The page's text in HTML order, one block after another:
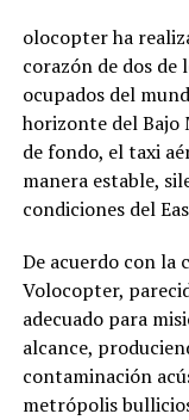
olocopter ha
corazón de dos
ocupados del
horizonte del Bajo
de fondo, el taxi
manera estable,
condiciones del
De acuerdo con la
Volocopter,
adecuado para
alcance,
contaminación
metrópolis